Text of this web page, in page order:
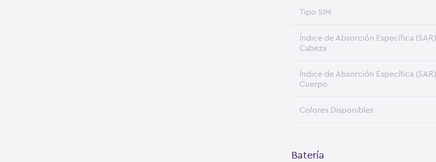
Tipo SIM
Índice de Absorción Específica (SAR)
Cabeza
Índice de Absorción Específica (SAR)
Cuerpo
Colores Disponibles
Batería